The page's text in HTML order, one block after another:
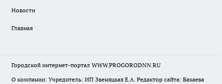
Новости
Главная
Городской интернет-портал WWW.PROGORODNN.RU
О компании: Учредитель: ИП Звеняцкая Е.А. Редактор сайта: Бакаева